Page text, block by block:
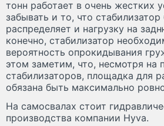
тонн работает в очень жестких
забывать и то, что
распределяет и нагрузку на
конечно, стабилизатор
вероятность опрокидывания
этом заметим, что, несмотря на
стабилизаторов, площадка для
обязана быть максимально
На самосвалах стоит
производства компании Hyva.